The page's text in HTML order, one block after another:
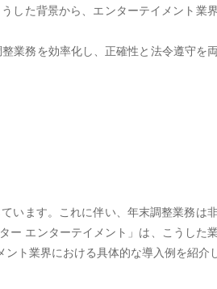
した背景から、エンターテイメント業
業務を効率化し、正確性と法令遵守を
います。これに伴い、年末調整業務は
ー エンターテイメント」は、こうした
ト業界における具体的な導入例を紹介